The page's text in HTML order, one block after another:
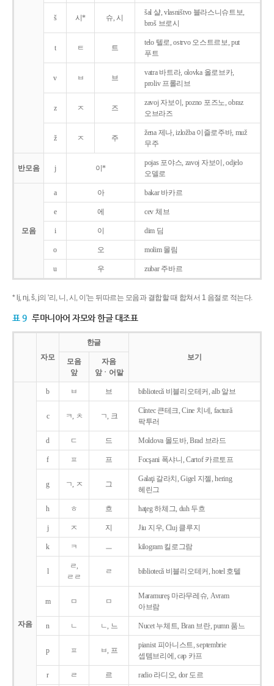
š 시* 슈, 시
šal 샬, vlasništvo 블라스니슈트보,
broš 브로시
t ㅌ 트
telo 텔로, ostrvo 오스트르보, put
푸트
v ㅂ 브
vatra 바트라, olovka 올로브카,
proliv 프롤리브
z ㅈ 즈
zavoj 자보이, pozno 포즈노, obraz
오브라즈
ž ㅈ 주
žena 제나, izložba 이즐로주바, muž
무주
반모음 j 이*
pojas 포야스, zavoj 자보이, odjelo
오델로
모음
a 아 bakar 바카르
e 에 cev 체브
i 이 dim 딤
o 오 molim 몰림
u 우 zubar 주바르
* lj, nj, š, j의 '리, 니, 시, 이'는 뒤따르는 모음과 결합할 때 합쳐서 1 음절로 적는다.
표 9 루마니아어 자모와 한글 대조표
자모
한글
보기
모음
앞
자음
앞ㆍ어말
자음
b ㅂ 브 bibliotecǎ 비블리오테커, alb 알브
c ㅋ, ㅊ ㄱ, 크
Cîntec 큰테크, Cine 치네, facturǎ
팍투러
d ㄷ 드 Moldova 몰도바, Brad 브라드
f ㅍ 프 Focşani 폭샤니, Cartof 카르토프
g ㄱ, ㅈ 그
Galaţi 갈라치, Gigel 지젤, hering
헤린그
h ㅎ 흐 haţeg 하체그, duh 두흐
j ㅈ 지 Jiu 지우, Cluj 클루지
k ㅋ ㅡ kilogram 킬로그람
l
ㄹ,
ㄹㄹ
ㄹ bibliotecǎ 비블리오테커, hotel 호텔
m ㅁ ㅁ
Maramureş 마라무레슈, Avram
아브람
n ㄴ ㄴ, 느 Nucet 누체트, Bran 브란, pumn 품느
p ㅍ ㅂ, 프
pianist 피아니스트, septembrie
셉템브리에, cap 카프
r ㄹ 르 radio 라디오, dor 도르